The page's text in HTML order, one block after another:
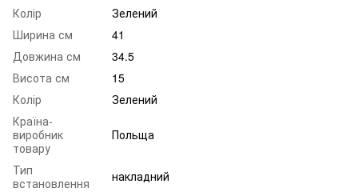
Колір
Зелений
Ширина см
41
Довжина см
34.5
Висота см
15
Колір
Зелений
Країна-
виробник
товару
Польща
Тип
встановлення
накладний